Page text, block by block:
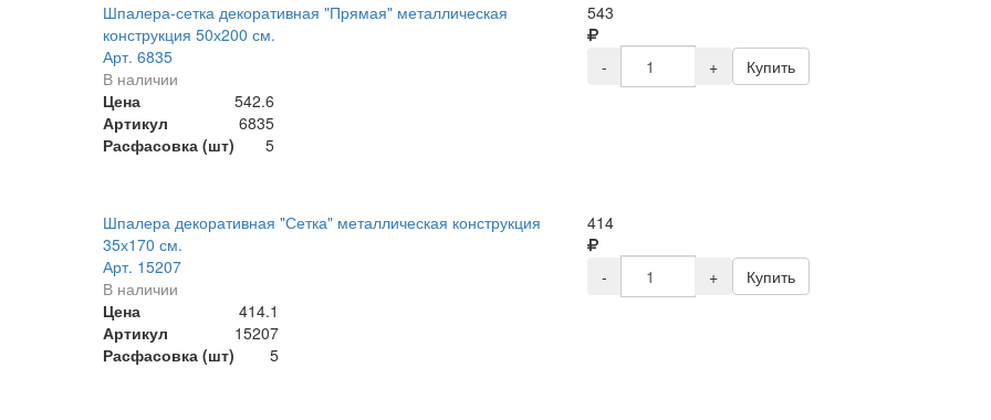
Шпалера-сетка декоративная "Прямая" металлическая
конструкция 50х200 см.
Арт. 6835
В наличии
Цена
542.6
Артикул
6835
Расфасовка (шт)
5
543
- + Купить
Шпалера декоративная "Сетка" металлическая конструкция
35х170 см.
Арт. 15207
В наличии
Цена
414.1
Артикул
15207
Расфасовка (шт)
5
414
- + Купить